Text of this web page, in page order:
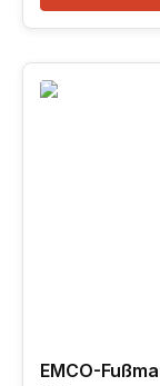
EMCO-